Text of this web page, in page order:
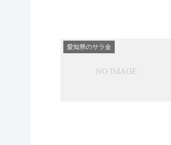
愛知県のサラ金